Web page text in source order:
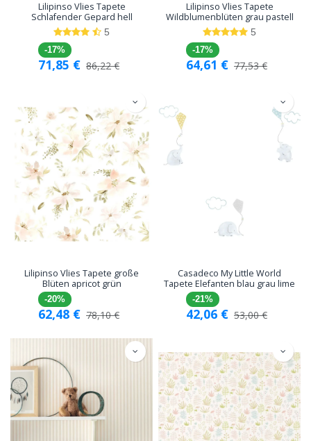
Lilipinso Vlies Tapete
Schlafender Gepard hell
5
-17%
71,85 € 86,22€
Lilipinso Vlies Tapete
Wildblumenblüten grau pastell
5
-17%
64,61 € 77,53€
Lilipinso Vlies Tapete große
Blüten apricot grün
-20%
62,48 € 78,10€
Casadeco My Little World
Tapete Elefanten blau grau lime
-21%
42,06 € 53,00€